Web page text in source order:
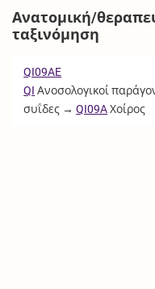
Ανατομική/
ταξινόμηση
QI09AE
QI Ανοσολογικοί
συΐδες →QI09AΧοίρος